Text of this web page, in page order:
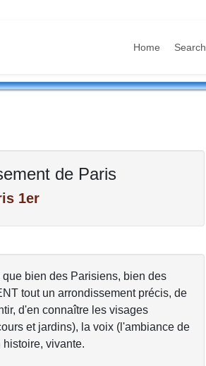
Home Search
de Paris
1er
bien des Parisiens, bien des
tout un arrondissement précis, de
d'en connaître les visages
et jardins), la voix (l'ambiance de
histoire, vivante.